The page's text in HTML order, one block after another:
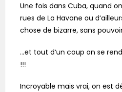
Une fois dans Cuba, quand
rues de La Havane ou
chose de bizarre, sans
…et tout d’un coup on se
!!!
Incroyable mais vrai, on est